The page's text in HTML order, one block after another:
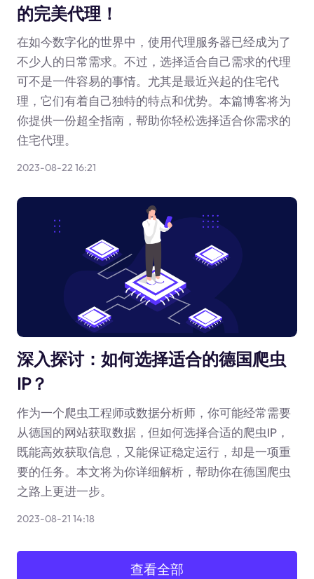
的完美代理！
在如今数字化的世界中，使用代理服务器已经成为了
不少人的日常需求。不过，选择适合自己需求的代理
可不是一件容易的事情。尤其是最近兴起的住宅代
理，它们有着自己独特的特点和优势。本篇博客将为
你提供一份超全指南，帮助你轻松选择适合你需求的
住宅代理。
2023-08-22 16:21
深入探讨：如何选择适合的德国爬虫
IP？
作为一个爬虫工程师或数据分析师，你可能经常需要
从德国的网站获取数据，但如何选择合适的爬虫IP，
既能高效获取信息，又能保证稳定运行，却是一项重
要的任务。本文将为你详细解析，帮助你在德国爬虫
之路上更进一步。
2023-08-21 14:18
查看全部